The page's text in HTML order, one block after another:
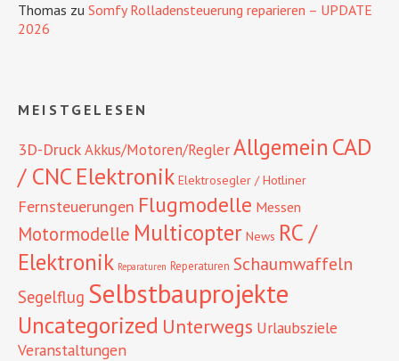
Thomas zu Somfy Rolladensteuerung reparieren – UPDATE
2026
MEISTGELESEN
3D-DruckAkkus/Motoren/ReglerAllgemein CAD
/ CNC Elektronik Elektrosegler / Hotliner
Fernsteuerungen Flugmodelle Messen
Motormodelle Multicopter News RC /
Elektronik Reparaturen Reperaturen Schaumwaffeln
Segelflug Selbstbauprojekte
Uncategorized Unterwegs Urlaubsziele
Veranstaltungen